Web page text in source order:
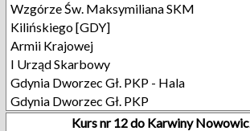
Wzgórze Św. Maksymiliana SKM
Kilińskiego [GDY]
Armii Krajowej
I Urząd Skarbowy
Gdynia Dworzec Gł. PKP - Hala
Gdynia Dworzec Gł. PKP
Kurs nr 12 do Karwiny